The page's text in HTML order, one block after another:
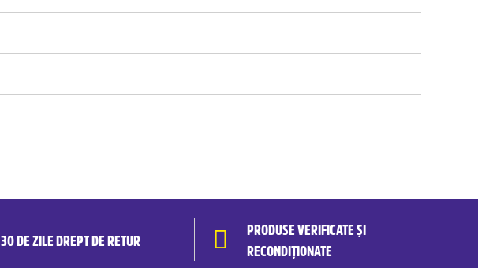
30 DE ZILE DREPT DE RETUR
PRODUSE VERIFICATE ȘI
RECONDIȚIONATE